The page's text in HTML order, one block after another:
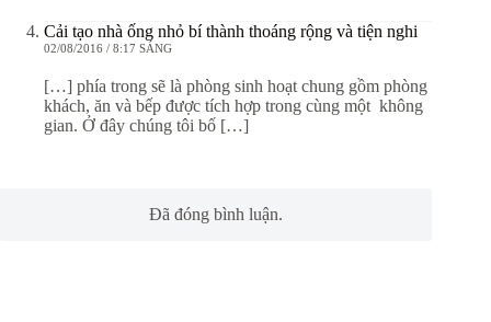
Cải tạo nhà ống nhỏ bí thành thoáng rộng và tiện nghi
02/08/2016 / 8:17 SÁNG
[…] phía trong sẽ là phòng sinh hoạt chung gồm phòng
khách, ăn và bếp được tích hợp trong cùng một không
gian. Ở đây chúng tôi bố […]
Đã đóng bình luận.